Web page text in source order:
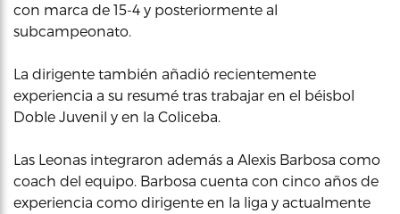
con marca de 15-4 y posteriormente al
subcampeonato.
La dirigente también añadió recientemente
experiencia a su resumé tras trabajar en el béisbol
Doble Juvenil y en la Coliceba.
Las Leonas integraron además a Alexis Barbosa como
coach del equipo. Barbosa cuenta con cinco años de
experiencia como dirigente en la liga y actualmente